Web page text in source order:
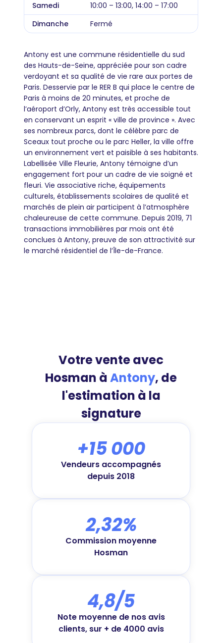
Samedi
10:00 – 13:00, 14:00 – 17:00
Dimanche
Fermé
Antony est une commune résidentielle du sud
des Hauts-de-Seine, appréciée pour son cadre
verdoyant et sa qualité de vie rare aux portes de
Paris. Desservie par le RER B qui place le centre de
Paris à moins de 20 minutes, et proche de
l’aéroport d’Orly, Antony est très accessible tout
en conservant un esprit « ville de province ». Avec
ses nombreux parcs, dont le célèbre parc de
Sceaux tout proche ou le parc Heller, la ville offre
un environnement vert et paisible à ses habitants.
Labellisée Ville Fleurie, Antony témoigne d’un
engagement fort pour un cadre de vie soigné et
fleuri. Vie associative riche, équipements
culturels, établissements scolaires de qualité et
marchés de plein air participent à l’atmosphère
chaleureuse de cette commune. Depuis 2019, 71
transactions immobilières par mois ont été
conclues à Antony, preuve de son attractivité sur
le marché résidentiel de l’Île-de-France.
Votre vente avec
Hosman àAntony, de
l'estimation à la
signature
+15 000
Vendeurs accompagnés
depuis 2018
2,32%
Commission moyenne
Hosman
4,8/5
Note moyenne de nos avis
clients, sur + de 4000 avis